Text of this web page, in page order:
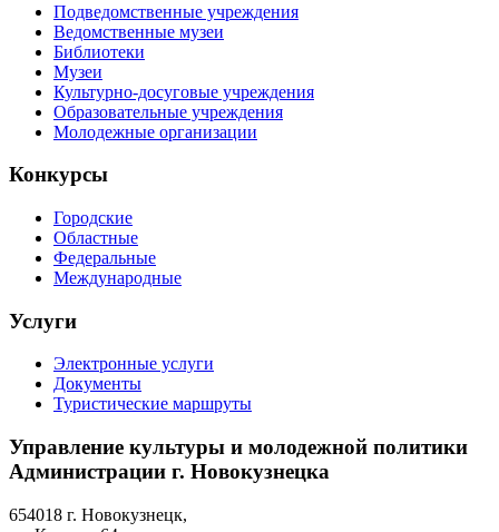
Подведомственные учреждения
Ведомственные музеи
Библиотеки
Музеи
Культурно-досуговые учреждения
Образовательные учреждения
Молодежные организации
Конкурсы
Городские
Областные
Федеральные
Международные
Услуги
Электронные услуги
Документы
Туристические маршруты
Управление культуры и молодежной политики
Администрации г. Новокузнецка
654018 г. Новокузнецк,